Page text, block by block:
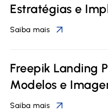
Estratégias e
Saiba mais
Freepik Landing
Modelos e
Saiba mais